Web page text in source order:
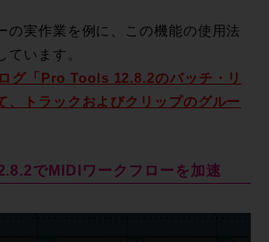
の実作業を例に、この機能の使用法
ています。
グ「Pro Tools 12.8.2のバッチ・リ
、トラックおよびクリップのグルー
でMIDIワークフローを加速